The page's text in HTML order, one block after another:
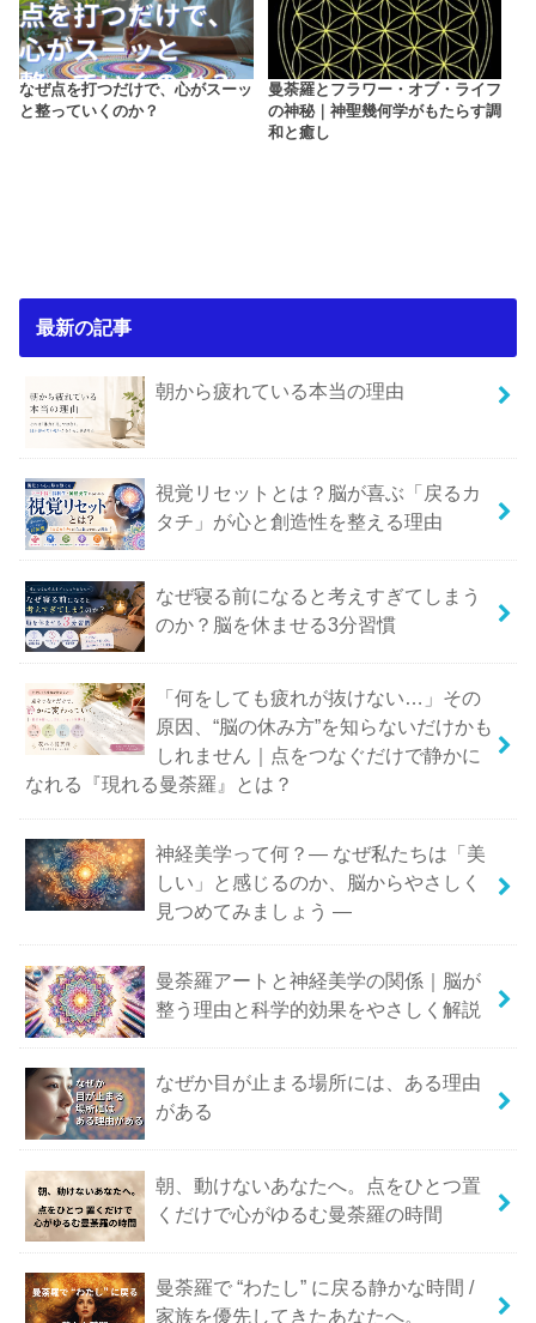
なぜ点を打つだけで、心がスーッ
と整っていくのか？
曼荼羅とフラワー・オブ・ライフ
の神秘｜神聖幾何学がもたらす調
和と癒し
最新の記事
朝から疲れている本当の理由
視覚リセットとは？脳が喜ぶ「戻るカ
タチ」が心と創造性を整える理由
なぜ寝る前になると考えすぎてしまう
のか？脳を休ませる3分習慣
「何をしても疲れが抜けない…」その
原因、“脳の休み方”を知らないだけかも
しれません｜点をつなぐだけで静かに
なれる『現れる曼荼羅』とは？
神経美学って何？― なぜ私たちは「美
しい」と感じるのか、脳からやさしく
見つめてみましょう ―
曼荼羅アートと神経美学の関係｜脳が
整う理由と科学的効果をやさしく解説
なぜか目が止まる場所には、ある理由
がある
朝、動けないあなたへ。点をひとつ置
くだけで心がゆるむ曼荼羅の時間
曼荼羅で “わたし” に戻る静かな時間 /
家族を優先してきたあなたへ。